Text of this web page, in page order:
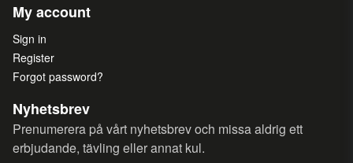
My account
Sign in
Register
Forgot password?
Nyhetsbrev
Prenumerera på vårt nyhetsbrev och missa aldrig ett
erbjudande, tävling eller annat kul.